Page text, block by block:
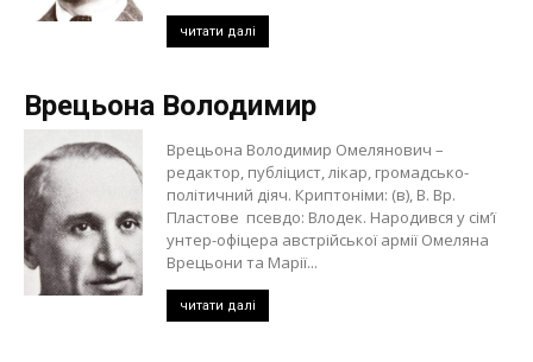
читати далі
Врецьона Володимир
Врецьона Володимир Омелянович –
редактор, публіцист, лікар, громадсько-
політичний діяч. Криптоніми: (в), В. Вр.
Пластове псевдо: Влодек. Народився у сім’ї
унтер-офіцера австрійської армії Омеляна
Врецьони та Марії...
читати далі